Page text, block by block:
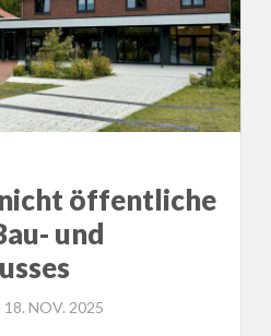
öffentliche
und
POSTED
18. NOV. 2025